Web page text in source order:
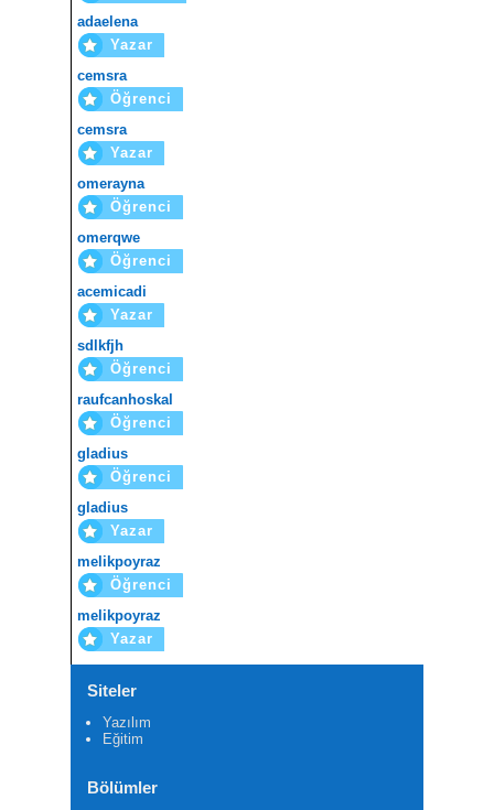
adaelena
Yazar
cemsra
Öğrenci
cemsra
Yazar
omerayna
Öğrenci
omerqwe
Öğrenci
acemicadi
Yazar
sdlkfjh
Öğrenci
raufcanhoskal
Öğrenci
gladius
Öğrenci
gladius
Yazar
melikpoyraz
Öğrenci
melikpoyraz
Yazar
Siteler
Yazılım
Eğitim
Bölümler